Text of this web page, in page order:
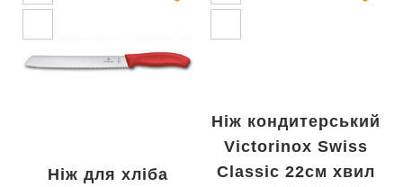
Ніж для хліба
Ніж кондитерський
Victorinox Swiss
Classic 22см хвил